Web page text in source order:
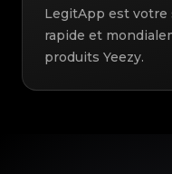
LegitApp est
rapide et
produits Yeezy.